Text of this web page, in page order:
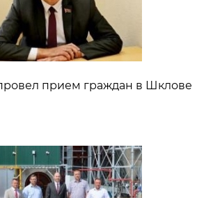
прием граждан в Шклове